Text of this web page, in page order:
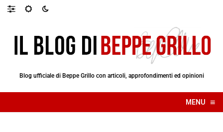
Blog ufficiale di Beppe Grillo con articoli, approfondimenti ed opinioni
MENU ≡
☰